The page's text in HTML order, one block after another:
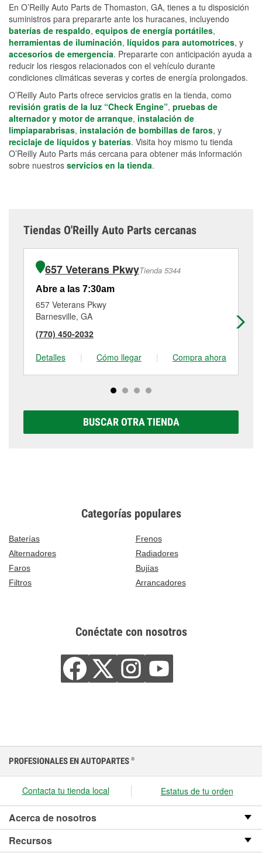
En O’Reilly Auto Parts de Thomaston, GA, tienes a tu disposición
suministros para prepararte ante los huracanes, incluyendo
baterías de respaldo, equipos de energía portátiles,
herramientas de iluminación, líquidos para automotrices, y
accesorios de emergencia. Prepararte con anticipación ayuda a
reducir los riesgos relacionados con el vehículo durante
condiciones climáticas severas y cortes de energía prolongados.
O’Reilly Auto Parts ofrece servicios gratis en la tienda, como
revisión gratis de la luz “Check Engine”, pruebas de
alternador y motor de arranque, instalación de
limpiaparabrisas, instalación de bombillas de faros, y
reciclaje de líquidos y baterías. Visita hoy mismo tu tienda
O’Reilly Auto Parts más cercana para obtener más información
sobre nuestros servicios en la tienda.
Tiendas O'Reilly Auto Parts cercanas
657 Veterans PkwyTienda 5344
Abre a las 7:30am
657 Veterans Pkwy
Barnesville, GA
(770) 450-2032
Detalles
| Cómo llegar | Compra ahora
BUSCAR OTRA TIENDA
Categorías populares
Baterías
Frenos
Alternadores
Radiadores
Faros
Bujías
Filtros
Arrancadores
Conéctate con nosotros
PROFESIONALES EN AUTOPARTES ®
Contacta tu tienda local Estatus de tu orden
Acerca de nosotros
Recursos